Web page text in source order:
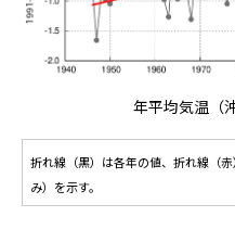
年平均気温（
折れ線（黒）は各年の値、折れ線（
み）を示す。